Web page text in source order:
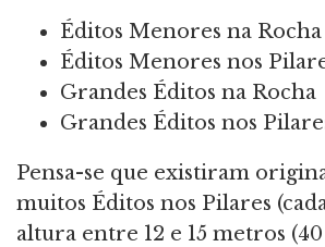
Éditos Menores na Rocha
Éditos Menores nos
Grandes Éditos na Rocha
Grandes Éditos nos
Pensa-se que existiram
muitos Éditos nos Pilares
altura entre 12 e 15 metros (40